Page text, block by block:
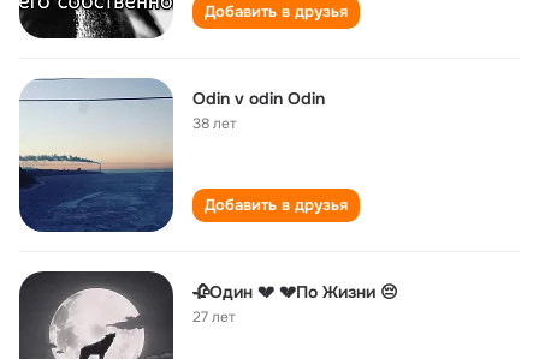
Добавить в друзья
Odin v odin Odin
38 лет
Добавить в друзья
🥀Один 💔 💔По Жизни 😔
27 лет